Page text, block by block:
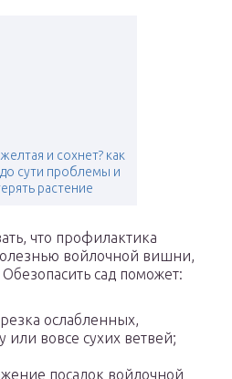
и сохнет? как
сути проблемы и
растение
что профилактика
войлочной вишни,
сад поможет:
ослабленных,
вовсе сухих ветвей;
посадок войлочной